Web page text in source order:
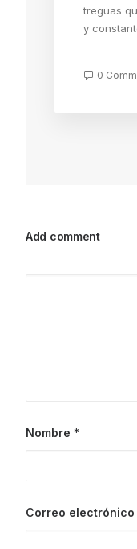
treguas
y
0
Add comment
Nombre *
Correo electrónico